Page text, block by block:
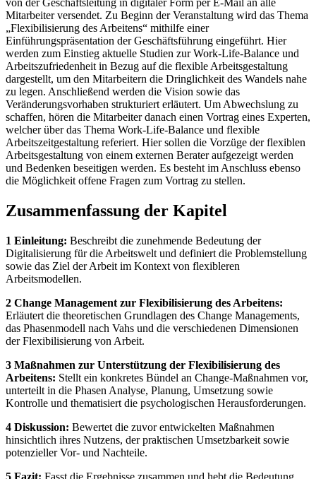
von der Geschäftsleitung in digitaler Form per E-Mail an alle
Mitarbeiter versendet. Zu Beginn der Veranstaltung wird das Thema
„Flexibilisierung des Arbeitens“ mithilfe einer
Einführungspräsentation der Geschäftsführung eingeführt. Hier
werden zum Einstieg aktuelle Studien zur Work-Life-Balance und
Arbeitszufriedenheit in Bezug auf die flexible Arbeitsgestaltung
dargestellt, um den Mitarbeitern die Dringlichkeit des Wandels nahe
zu legen. Anschließend werden die Vision sowie das
Veränderungsvorhaben strukturiert erläutert. Um Abwechslung zu
schaffen, hören die Mitarbeiter danach einen Vortrag eines Experten,
welcher über das Thema Work-Life-Balance und flexible
Arbeitszeitgestaltung referiert. Hier sollen die Vorzüge der flexiblen
Arbeitsgestaltung von einem externen Berater aufgezeigt werden
und Bedenken beseitigen werden. Es besteht im Anschluss ebenso
die Möglichkeit offene Fragen zum Vortrag zu stellen.
Zusammenfassung der Kapitel
1 Einleitung: Beschreibt die zunehmende Bedeutung der
Digitalisierung für die Arbeitswelt und definiert die Problemstellung
sowie das Ziel der Arbeit im Kontext von flexibleren
Arbeitsmodellen.
2 Change Management zur Flexibilisierung des Arbeitens:
Erläutert die theoretischen Grundlagen des Change Managements,
das Phasenmodell nach Vahs und die verschiedenen Dimensionen
der Flexibilisierung von Arbeit.
3 Maßnahmen zur Unterstützung der Flexibilisierung des
Arbeitens: Stellt ein konkretes Bündel an Change-Maßnahmen vor,
unterteilt in die Phasen Analyse, Planung, Umsetzung sowie
Kontrolle und thematisiert die psychologischen Herausforderungen.
4 Diskussion: Bewertet die zuvor entwickelten Maßnahmen
hinsichtlich ihres Nutzens, der praktischen Umsetzbarkeit sowie
potenzieller Vor- und Nachteile.
5 Fazit: Fasst die Ergebnisse zusammen und hebt die Bedeutung